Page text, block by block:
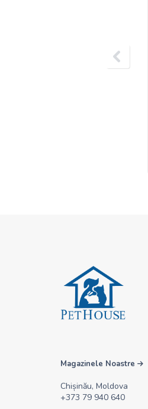
Magazinele Noastre
Chișinău, Moldova
+373 79 940 640